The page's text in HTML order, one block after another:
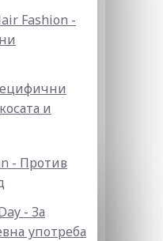
Fashion -
и
- Против
- За
употреба